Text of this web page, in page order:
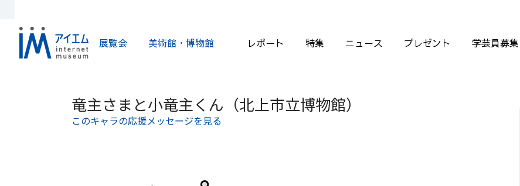
展覧会 美術館・博物館 レポート 特集 ニュース プレゼント 学芸員募集
竜主さまと小竜主くん（北上市立博物館）
このキャラの応援メッセージを見る